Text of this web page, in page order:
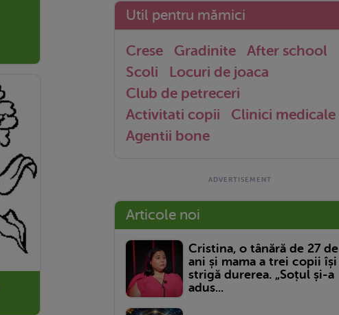
Util pentru mămici
Crese Gradinite
After school
Scoli
Locuri de joaca
Club de petreceri
Activitati copii
Clinici medicale
Agentii bone
Articole noi
Cristina, o tânără de 27 de
ani și mama a trei copii își
strigă durerea. „Soțul și-a
adus...